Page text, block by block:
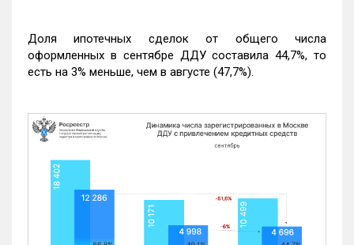
Доля ипотечных сделок от общего числа
оформленных в сентябре ДДУ составила 44,7%, то
есть на 3% меньше, чем в августе (47,7%).